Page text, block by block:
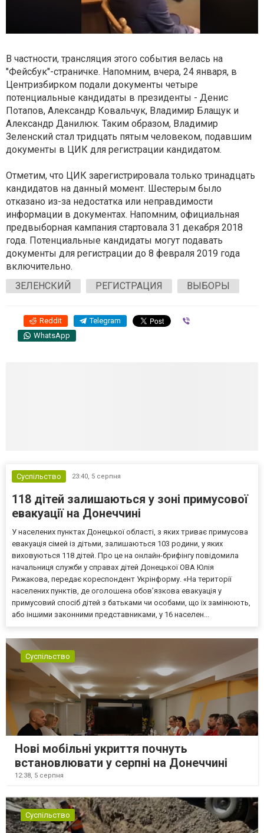
В частности, трансляция этого события велась на
"Фейсбук"-страничке. Напомним, вчера, 24 января, в
Центризбирком подали документы четыре
потенциальные кандидаты в президенты - Денис
Потапов, Александр Ковальчук, Владимир Блащук и
Александр Данилюк. Таким образом, Владимир
Зеленский стал тридцать пятым человеком, подавшим
документы в ЦИК для регистрации кандидатом.
Отметим, что ЦИК зарегистрировала только тринадцать
кандидатов на данный момент. Шестерым было
отказано из-за недостатка или неправдимости
информации в документах. Напомним, официальная
предвыборная кампания стартовала 31 декабря 2018
года. Потенциальные кандидаты могут подавать
документы для регистрации до 8 февраля 2019 года
включительно.
ЗЕЛЕНСКИЙ
РЕГИСТРАЦИЯ ВЫБОРЫ
Reddit Telegram
WhatsApp
Суспільство 23:40, 5 серпня
118 дітей залишаються у зоні примусової
евакуації на Донеччині
У населених пунктах Донецької області, з яких триває примусова
евакуація сімей із дітьми, залишаються 103 родини, у яких
виховуються 118 дітей. Про це на онлайн-брифінгу повідомила
начальниця служби у справах дітей Донецької ОВА Юлія
Рижакова, передає кореспондент Укрінформу. «На території
населених пунктів, де оголошена обов’язкова евакуація у
примусовий спосіб дітей з батьками чи особами, що їх замінюють,
або іншими законними представниками, у 16 населен...
Суспільство
Нові мобільні укриття почнуть
встановлювати у серпні на Донеччині
12:38, 5 серпня
Суспільство